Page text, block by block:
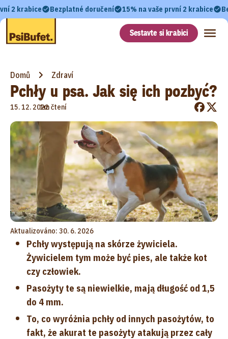
2 krabice Bezplatné doručení 15% na vaše první 2 krabice
Sestavte si krabici
Domů Zdraví
Pchły u psa. Jak się ich pozbyć?
15. 12. 2022
•
1m čtení
Aktualizováno: 30. 6. 2026
Pchły występują na skórze żywiciela.
Żywicielem tym może być pies, ale także kot
czy człowiek.
Pasożyty te są niewielkie, mają długość od 1,5
do 4 mm.
To, co wyróżnia pchły od innych pasożytów, to
fakt, że akurat te pasożyty atakują przez cały